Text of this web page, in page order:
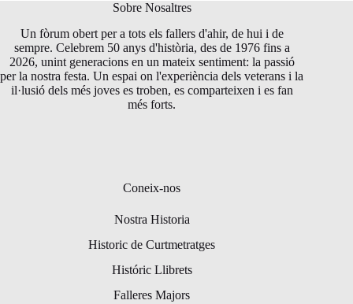
Sobre Nosaltres
Un fòrum obert per a tots els fallers d'ahir, de hui i de
sempre. Celebrem 50 anys d'història, des de 1976 fins a
2026, unint generacions en un mateix sentiment: la passió
per la nostra festa. Un espai on l'experiència dels veterans i la
il·lusió dels més joves es troben, es comparteixen i es fan
més forts.
Coneix-nos
Nostra Historia
Historic de Curtmetratges
Históric Llibrets
Falleres Majors